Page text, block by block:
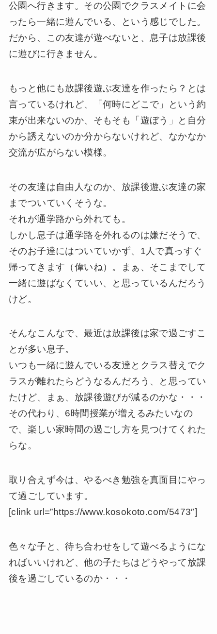
公園へ行きます。その公園でクラスメイトに会
ったら一緒に遊んでいる、という感じでした。
だから、この友達が遊べないと、息子は放課後
に遊びに行きません。
もっと他にも放課後遊ぶ友達を作ったら？とは
言っているけれど、「何時にどこで」という約
束が出来ないのか、そもそも「遊ぼう」と自分
から誘えないのか分からないけれど、なかなか
交流が広がらない模様。
その友達は自由人なのか、放課後遊ぶ友達の家
までついていくそうな。
それが通学路から外れても。
しかし息子は通学路を外れるのは嫌だそうで、
そのお子達にはついていかず、1人で真っすぐ
帰ってきます（偉いね）。まぁ、そこまでして
一緒に遊ばなくていい、と思っているんだろう
けど。
そんなこんなで、最近は放課後は家で過ごすこ
とが多い息子。
いつも一緒に遊んでいる友達とクラス替えでク
ラスが離れたらどうなるんだろう、と思ってい
たけど、まぁ、放課後遊びが減るのかな・・・
その代わり、6時間授業が増えるみたいなの
で、楽しい家時間の過ごし方を見つけてくれた
らな。
取り合えず今は、やるべき勉強を真面目にやっ
て過ごしています。
[clink url=”https://www.kosokoto.com/5473″]
色々な子と、待ち合わせをして遊べるようにな
ればいいけれど、他の子たちはどうやって放課
後を過ごしているのか・・・